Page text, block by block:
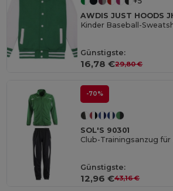
AWDIS JUST HOODS
Kinder Baseball-
Günstigste:
16,78 €29,80 €
-70%
SOL'S 90301
Club-Trainingsanzug für
Günstigste:
12,96 €43,16 €